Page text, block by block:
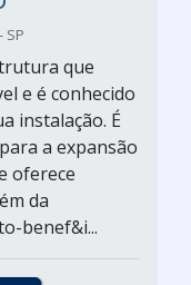
SP
que
e é conhecido
instalação. É
a expansão
oferece
da
benef&i...